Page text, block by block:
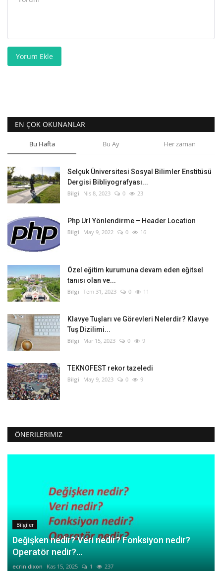
Yorum Ekle
EN ÇOK OKUNANLAR
Bu Hafta Bu Ay Her zaman
Selçuk Üniversitesi Sosyal Bilimler Enstitüsü
Dergisi Bibliyografyası...
Bilgi Nis 8, 2023 0 23
Php Url Yönlendirme – Header Location
Bilgi May 9, 2022 0 16
Özel eğitim kurumuna devam eden eğitsel
tanısı olan ve...
Bilgi Tem 31, 2023 0 11
Klavye Tuşları ve Görevleri Nelerdir? Klavye
Tuş Dizilimi...
Bilgi Mar 15, 2023 0 9
TEKNOFEST rekor tazeledi
Bilgi May 9, 2023 0 9
ÖNERILERIMIZ
Bilgiler
Değişken nedir? Veri nedir? Fonksiyon nedir?
Operatör nedir?...
ecrin dixon Kas 15, 2025 1 237